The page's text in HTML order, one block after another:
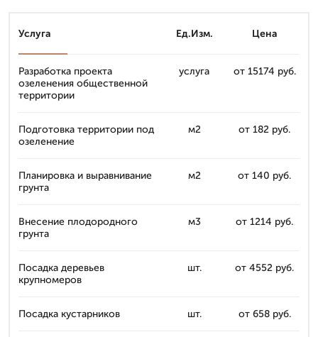
Услуга Ед.Изм. Цена
Разработка проекта
озеленения общественной
территории
услуга от 15174 руб.
Подготовка территории под
озеленение
м2 от 182 руб.
Планировка и выравнивание
грунта
м2 от 140 руб.
Внесение плодородного
грунта
м3 от 1214 руб.
Посадка деревьев
крупномеров
шт. от 4552 руб.
Посадка кустарников шт. от 658 руб.